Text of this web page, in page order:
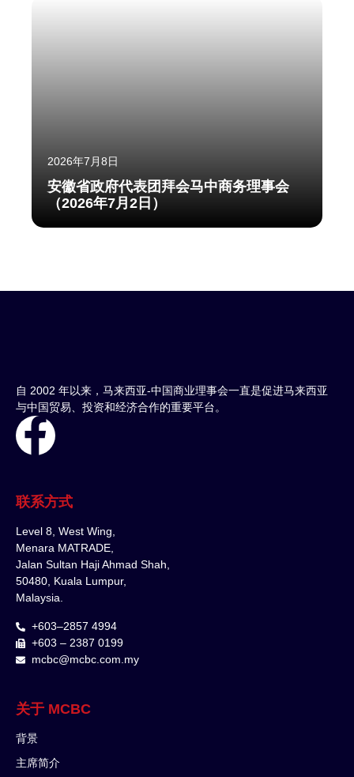
2026年7月8日
安徽省政府代表团拜会马中商务理事会
（2026年7月2日）
自 2002 年以来，马来西亚-中国商业理事会一直是促进马来西亚
与中国贸易、投资和经济合作的重要平台。
联系方式
Level 8, West Wing,
Menara MATRADE,
Jalan Sultan Haji Ahmad Shah,
50480, Kuala Lumpur,
Malaysia.
+603–2857 4994
+603 – 2387 0199
mcbc@mcbc.com.my
关于 MCBC
背景
主席简介